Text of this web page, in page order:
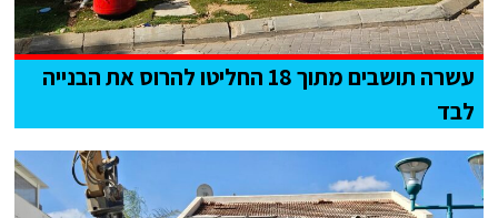
עשרה תושבים מתוך 18 החליטו להרוס את הבנייה
לבד